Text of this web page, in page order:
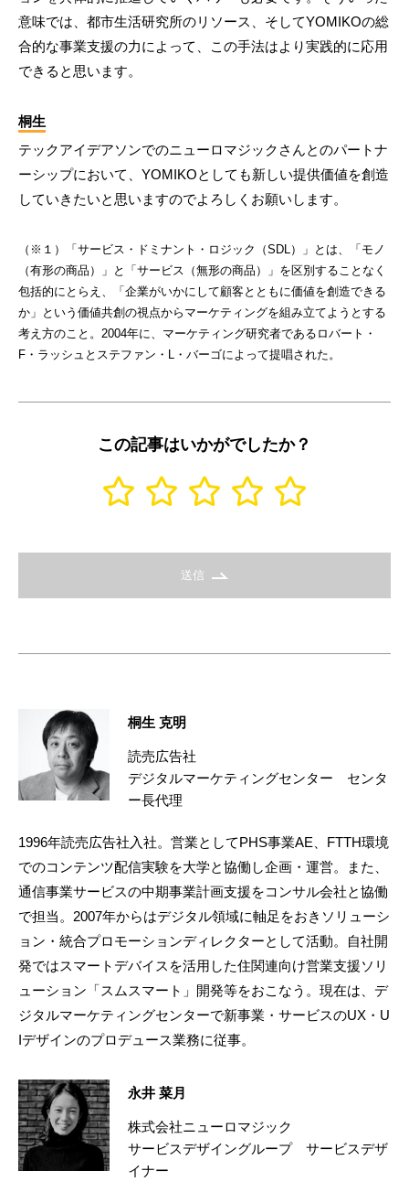
意味では、都市生活研究所のリソース、そしてYOMIKOの総
合的な事業支援の力によって、この手法はより実践的に応用
できると思います。
桐生
テックアイデアソンでのニューロマジックさんとのパートナ
ーシップにおいて、YOMIKOとしても新しい提供価値を創造
していきたいと思いますのでよろしくお願いします。
（※１）「サービス・ドミナント・ロジック（SDL）」とは、「モノ
（有形の商品）」と「サービス（無形の商品）」を区別することなく
包括的にとらえ、「企業がいかにして顧客とともに価値を創造できる
か」という価値共創の視点からマーケティングを組み立てようとする
考え方のこと。2004年に、マーケティング研究者であるロバート・
F・ラッシュとステファン・L・バーゴによって提唱された。
この記事はいかがでしたか？
送信
桐生 克明
読売広告社
デジタルマーケティングセンター センタ
ー長代理
1996年読売広告社入社。営業としてPHS事業AE、FTTH環境
でのコンテンツ配信実験を大学と協働し企画・運営。また、
通信事業サービスの中期事業計画支援をコンサル会社と協働
で担当。2007年からはデジタル領域に軸足をおきソリューシ
ョン・統合プロモーションディレクターとして活動。自社開
発ではスマートデバイスを活用した住関連向け営業支援ソリ
ューション「スムスマート」開発等をおこなう。現在は、デ
ジタルマーケティングセンターで新事業・サービスのUX・U
Iデザインのプロデュース業務に従事。
永井 菜月
株式会社ニューロマジック
サービスデザイングループ サービスデザ
イナー